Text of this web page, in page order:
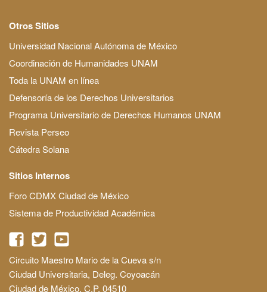
Otros Sitios
Universidad Nacional Autónoma de México
Coordinación de Humanidades UNAM
Toda la UNAM en línea
Defensoría de los Derechos Universitarios
Programa Universitario de Derechos Humanos UNAM
Revista Perseo
Cátedra Solana
Sitios Internos
Foro CDMX Ciudad de México
Sistema de Productividad Académica
Circuito Maestro Mario de la Cueva s/n
Ciudad Universitaria, Deleg. Coyoacán
Ciudad de México, C.P. 04510